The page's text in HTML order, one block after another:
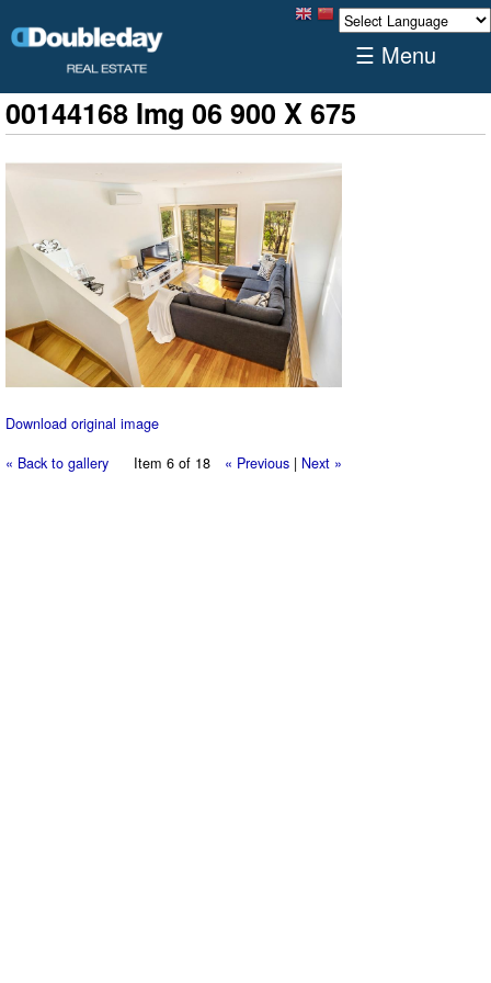
☰ Menu
00144168 Img 06 900 X 675
Download original image
« Back to gallery
Item 6 of 18 « Previous| Next »